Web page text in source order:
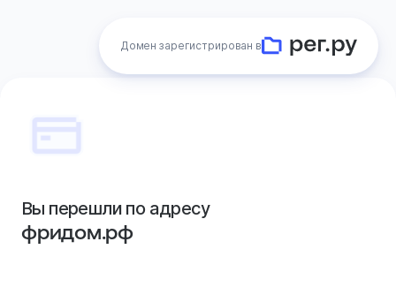
Домен зарегистрирован в
Вы перешли по адресу
фридом.рф